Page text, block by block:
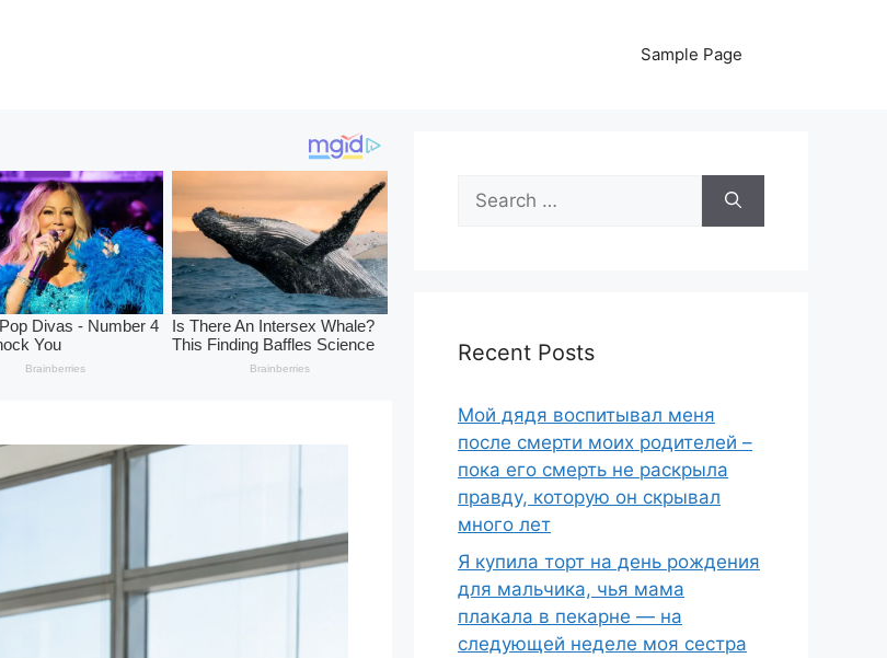
Sample Page
Search
for:
Recent Posts
Мой дядя воспитывал меня
после смерти моих родителей –
пока его смерть не раскрыла
правду, которую он скрывал
много лет
Я купила торт на день рождения
для мальчика, чья мама
плакала в пекарне — на
следующей неделе моя сестра